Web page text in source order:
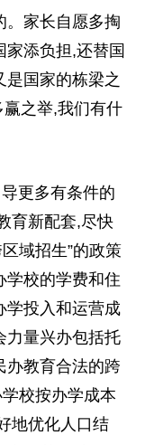
。家长自愿多掏
家添负担,还替国
是 国家的栋梁之
赢之举,我们有什
导更多有条件的
育新配套,尽快
域招生”的政策
学校的学费和住
学投入和运营成
力量兴办包括托
办教育合法的跨
校按办学成本
地优化人口结